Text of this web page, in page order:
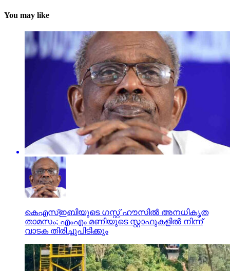
You may like
കെഎസ്ഇബിയുടെ ഗസ്റ്റ് ഹൗസില്‍ അനധികൃത
താമസം; എംഎം മണിയുടെ സ്റ്റാഫുകളില്‍ നിന്ന്
വാടക തിരിച്ചുപിടിക്കും